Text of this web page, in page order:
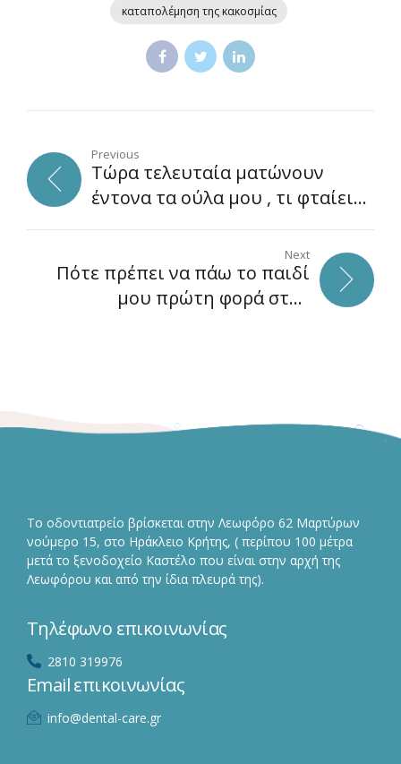
καταπολέμηση της κακοσμίας
Previous
Τώρα τελευταία ματώνουν
έντονα τα ούλα μου , τι φταίει
Next
Πότε πρέπει να πάω το παιδί
μου πρώτη φορά στον
Το οδοντιατρείο βρίσκεται στην Λεωφόρο 62 Μαρτύρων
νούμερο 15, στο Ηράκλειο Κρήτης, ( περίπου 100 μέτρα
μετά το ξενοδοχείο Καστέλο που είναι στην αρχή της
Λεωφόρου και από την ίδια πλευρά της).
Τηλέφωνο επικοινωνίας
2810 319976
Email επικοινωνίας
info@dental-care.gr